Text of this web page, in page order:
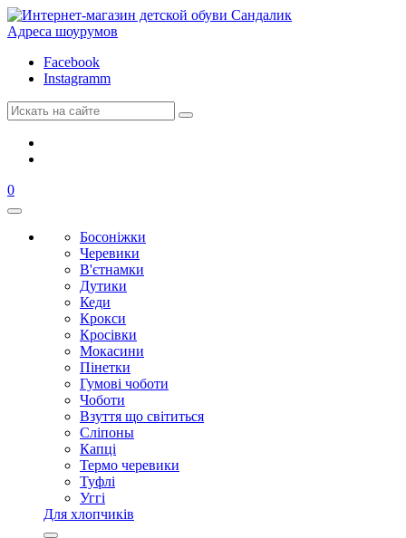
Адреса шоурумов
Facebook
Instagramm
0
Босоніжки
Черевики
В'єтнамки
Дутики
Кеди
Крокси
Кросівки
Мокасини
Пінетки
Гумові чоботи
Чоботи
Взуття що світиться
Сліпоны
Капці
Термо черевики
Туфлі
Уггі
Для хлопчиків